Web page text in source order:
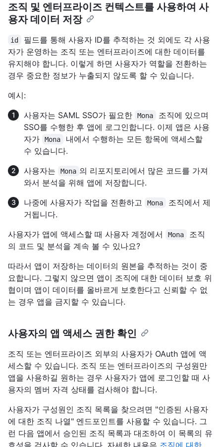
조직 및 엔터프라이즈 컨텍스트를 사용하여 사
용자 데이터 저장
id
필드를 통해 사용자 ID를 추적하는 것 외에도 각 사용
자가 운영하는 조직 또는 엔터프라이즈에 대한 데이터를
유지해야 합니다. 이렇게 하면 사용자가 역할을 전환하는
경우 중요한 정보가 누출되지 않도록 할 수 있습니다.
예시:
사용자는 SAML SSO가 필요한
Mona
조직에 있으며
SSO를 수행한 후 앱에 로그인합니다. 이제 앱은 사용
자가
Mona
내에서 수행하는 모든 항목에 액세스할
수 있습니다.
사용자는
Mona 의 리포지토리에서 많은 코드를 가져
와서 분석을 위해 앱에 저장합니다.
나중에 사용자가 작업을 전환하고
Mona
조직에서 제
거됩니다.
사용자가 앱에 액세스할 때 사용자 계정에서
Mona
조직
의 코드 및 분석을 계속 볼 수 있나요?
따라서 앱이 저장하는 데이터의 원본을 추적하는 것이 중
요합니다. 그렇지 않으면 앱이 조직에 대한 데이터 보호 위
협이며 앱이 데이터를 올바르게 보호한다고 신뢰할 수 없
는 경우 앱을 금지할 수 있습니다.
사용자의 앱 액세스 권한 확인
조직 또는 엔터프라이즈 외부의 사용자가 OAuth 앱에 액
세스할 수 있습니다. 조직 또는 엔터프라이즈의 구성원만
앱을 사용하길 원하는 경우 사용자가 앱에 로그인할 때 사
용자의 멤버 자격 상태를 검사해야 합니다.
사용자가 구성원인 조직 목록을 찾으려면 "인증된 사용자
에 대한 조직 나열" 엔드포인트를 사용할 수 있습니다. 그
런 다음 앱에서 승인된 조직 목록과 대조하여 이 목록의 유
효성을 검사할 수 있습니다. 자세한 내용은 조직에 대한